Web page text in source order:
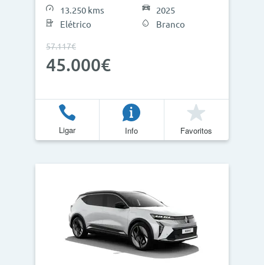
13.250 kms
Elétrico
2025
Branco
57.117€
45.000€
Ligar Info Favoritos